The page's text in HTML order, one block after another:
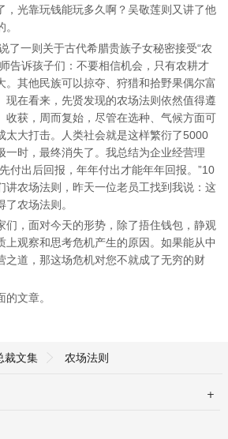
，光靠玩钱能玩多久啊？吴敬莲则又讲了他
了一则关于古代希腊贵族子女秘密接受“农
告诉孩子们：不要相信机会，只有农耕才
。其他民族可以掠夺、狩猎和拾野果偶尔富
现在看来，先贤发现的农场法则依然值得遵
收获，周而复始，尽管在选种、气候方面可
太大打击。人类社会就是这样繁衍了5000
一时，最终消失了。我总结为企业经营理
付出后回报，年年付出才能年年回报。”10
讲农场法则，昨天一位老员工找到我说：这
农场法则。
们，面对今天的形势，除了捂住钱包，静观
上观察和思考危机产生的原因。如果能从中
之道，那这场危机对您不就成了无穷的财
文章。
裁文集 农场法则
